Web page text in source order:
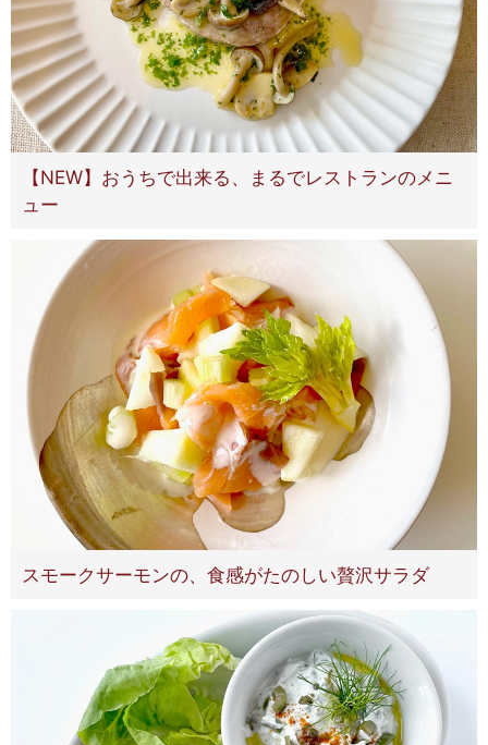
【NEW】おうちで出来る、まるでレストランのメニ
ュー
スモークサーモンの、食感がたのしい贅沢サラダ